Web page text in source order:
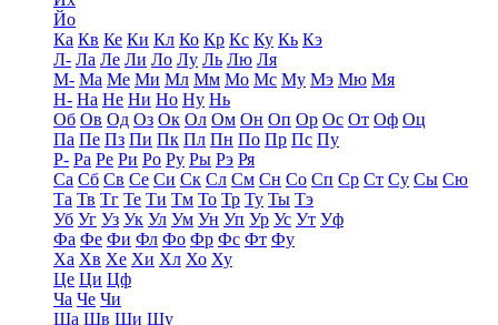
Йо
Ка Кв Ке Ки Кл Ко Кр Кс Ку Кь Кэ
Л- Ла Ле Ли Ло Лу Ль Лю Ля
М- Ма Ме Ми Мл Мм Мо Мс Му Мэ Мю Мя
Н- На Не Ни Но Ну Нь
Об Ов Од Оз Ок Ол Ом Он Оп Ор Ос От Оф Оц
Па Пе Пз Пи Пк Пл Пн По Пр Пс Пу
Р- Ра Ре Ри Ро Ру Ры Рэ Ря
Са Сб Св Се Си Ск Сл См Сн Со Сп Ср Ст Су Сы Сю
Та Тв Тг Те Ти Тм То Тр Ту Ты Тэ
Уб Уг Уз Ук Ул Ум Ун Уп Ур Ус Ут Уф
Фа Фе Фи Фл Фо Фр Фс Фт Фу
Ха Хв Хе Хи Хл Хо Ху
Це Ци Цф
Ча Че Чи
Ша Шв Ши Шу